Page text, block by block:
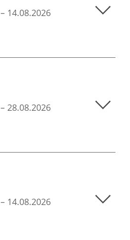
– 14.08.2026
– 28.08.2026
– 14.08.2026